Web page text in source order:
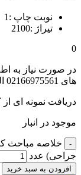
نوبت چاپ :1
تیراژ :2100
0
در صورت نیاز به
های 02166975561 الی 7 نشر پردازش تماس حاصل فرمایید
دریافت نمونه ای از
موجود در انبار
خلاصه مباحث
جراحی) عدد
افزودن به سبد خرید